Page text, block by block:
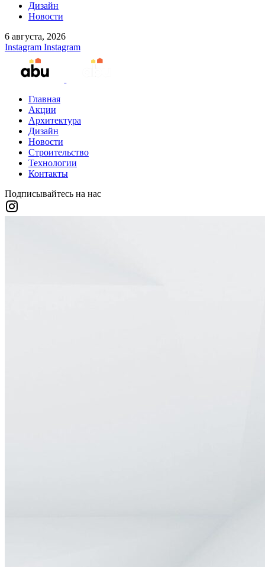
Дизайн
Новости
6 августа, 2026
Instagram Instagram
Главная
Акции
Архитектура
Дизайн
Новости
Строительство
Технологии
Контакты
Подписывайтесь на нас